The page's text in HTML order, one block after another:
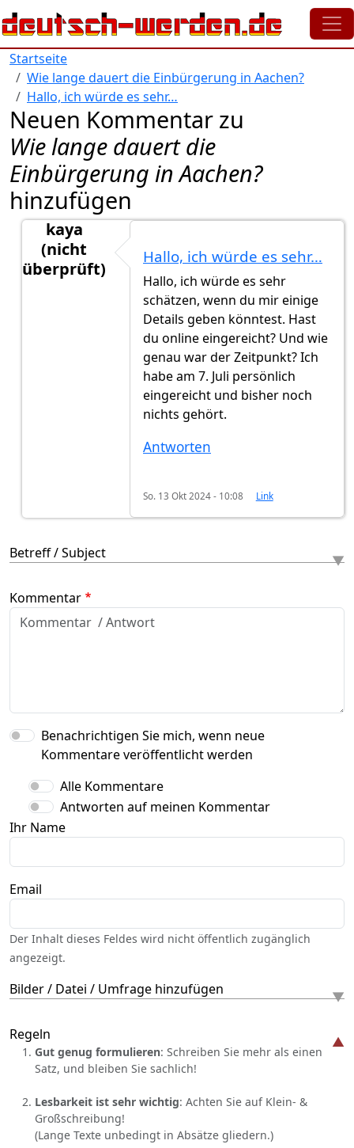
Direkt zum Inhalt
Startseite
Wie lange dauert die Einbürgerung in Aachen?
Hallo, ich würde es sehr…
Neuen Kommentar zu
Wie lange dauert die
Einbürgerung in Aachen?
hinzufügen
kaya
(nicht
überprüft)
Endlich ein Update von mir:-…
Hallo, ich würde es sehr…
Hallo, ich würde es sehr
schätzen, wenn du mir einige
Details geben könntest. Hast
du online eingereicht? Und wie
genau war der Zeitpunkt? Ich
habe am 7. Juli persönlich
eingereicht und bisher noch
nichts gehört.
Antworten
So. 13 Okt 2024 - 10:08 Link
Betreff / Subject
Kommentar
Benachrichtigen Sie mich, wenn neue
Kommentare veröffentlicht werden
Alle Kommentare
Antworten auf meinen Kommentar
Ihr Name
Email
Der Inhalt dieses Feldes wird nicht öffentlich zugänglich
angezeigt.
Bilder / Datei / Umfrage hinzufügen
Regeln
Gut genug formulieren: Schreiben Sie mehr als einen
Satz, und bleiben Sie sachlich!
Lesbarkeit ist sehr wichtig: Achten Sie auf Klein- &
Großschreibung!
(Lange Texte unbedingt in Absätze gliedern.)